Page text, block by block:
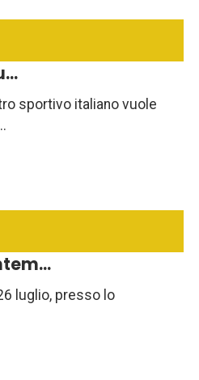
sportivo italiano vuole
luglio, presso lo